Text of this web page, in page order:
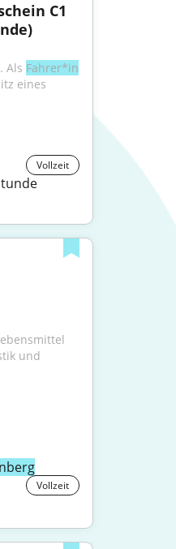
C1
Als Fahrer*in
eines
Vollzeit
und
Vollzeit